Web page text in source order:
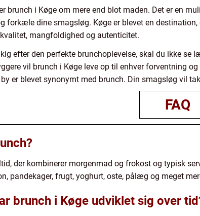
brunch i Køge om mere end blot maden. Det er en
forkæle dine smagsløg. Køge er blevet en
mangfoldighed og autenticitet.
efter den perfekte brunchoplevelse, skal du ikke
vil brunch i Køge leve op til enhver forventning
er blevet synonymt med brunch. Din smagsløg vil
FAQ
der kombinerer morgenmad og frokost og typisk
pandekager, frugt, yoghurt, oste, pålæg og meget
brunch i Køge udviklet sig over